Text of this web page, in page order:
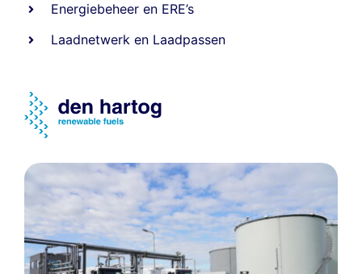
Energiebeheer en ERE’s
Laadnetwerk en Laadpassen